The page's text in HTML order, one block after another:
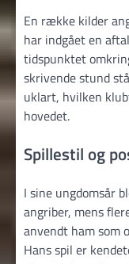
En række kilder
har indgået en
tidspunktet
skrivende stund
uklart, hvilken
hovedet.
Spillestil og
I sine ungdomsår
angriber, mens
anvendt ham som
Hans spil er